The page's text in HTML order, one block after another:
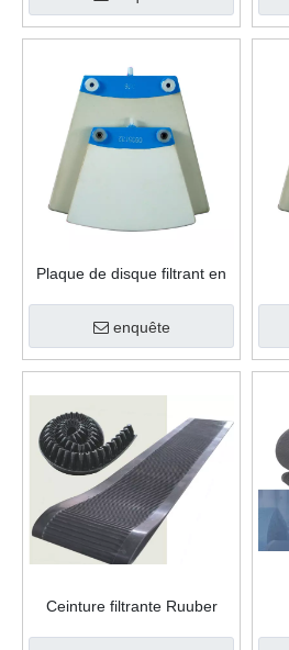
Plaque de disque filtrant en
chimique
enquête
Ceinture filtrante Ruuber